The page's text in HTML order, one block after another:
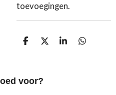
toevoegingen.
D
n
D
S
D
voor?